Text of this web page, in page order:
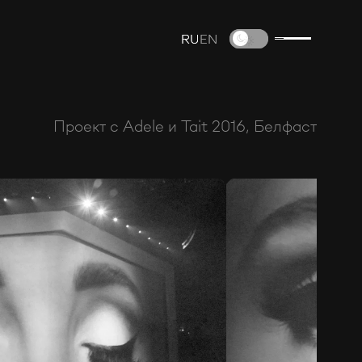
RUEN
RUEN
Проект с Adele и Tait 2016, Белфаст